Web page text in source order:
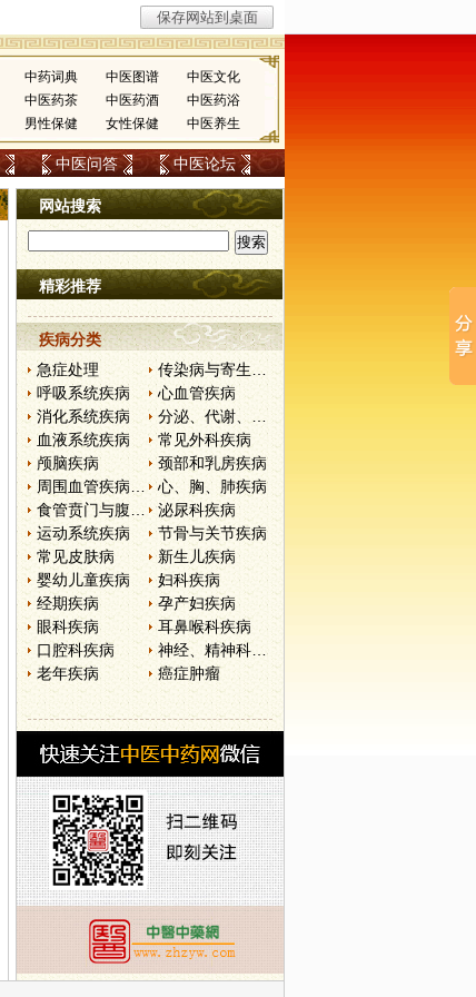
中药词典 中医图谱
中医文化
中医药茶 中医药酒
中医药浴
男性保健 女性保健 中医养生
中医问答 中医论坛
网站搜索
精彩推荐
疾病分类
急症处理
传染病与寄生虫病
呼吸系统疾病
心血管疾病
消化系统疾病
分泌、代谢、营养和肾脏疾病
血液系统疾病
常见外科疾病
颅脑疾病
颈部和乳房疾病
周围血管疾病和淋巴管疾病
心、胸、肺疾病
食管贲门与腹部疾病
泌尿科疾病
运动系统疾病
节骨与关节疾病
常见皮肤病
新生儿疾病
婴幼儿童疾病
妇科疾病
经期疾病
孕产妇疾病
眼科疾病
耳鼻喉科疾病
口腔科疾病
神经、精神科疾病
老年疾病
癌症肿瘤